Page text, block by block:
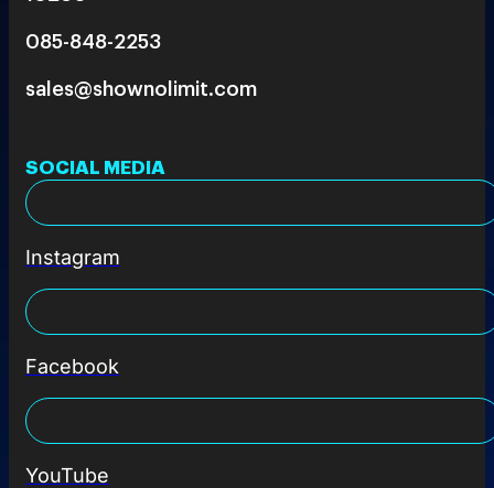
085-848-2253
sales@shownolimit.com
SOCIAL MEDIA
Instagram
Facebook
YouTube